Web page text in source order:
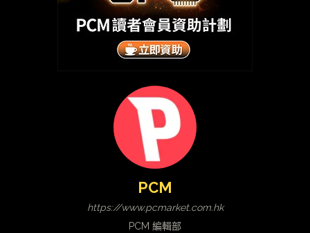
PCM
https://www.pcmarket.com.hk
PCM 編輯部